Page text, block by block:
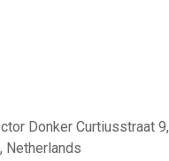
Donker Curtiusstraat
Netherlands